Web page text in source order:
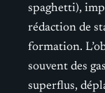
spaghetti),
rédaction de
formation.
souvent des
superflus,